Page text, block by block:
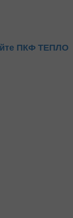
ПКФ ТЕПЛО